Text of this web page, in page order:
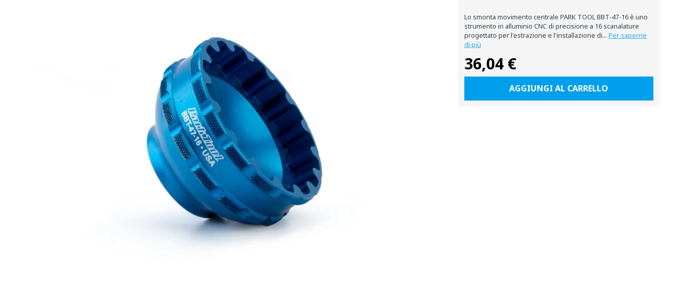
Lo smonta movimento centrale PARK TOOL BBT-47-16 è uno
strumento in alluminio CNC di precisione a 16 scanalature
progettato per l'estrazione e l'installazione di... Per saperne
di più
Prezzo
normale
36,04 €
AGGIUNGI AL CARRELLO